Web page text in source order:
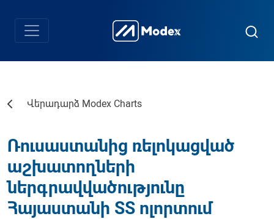
Վերադարձ Modex Charts
Ռուսաստանից ռելոկացված
աշխատողների
ներգրավվածությունը
Հայաստանի ՏՏ ոլորտում